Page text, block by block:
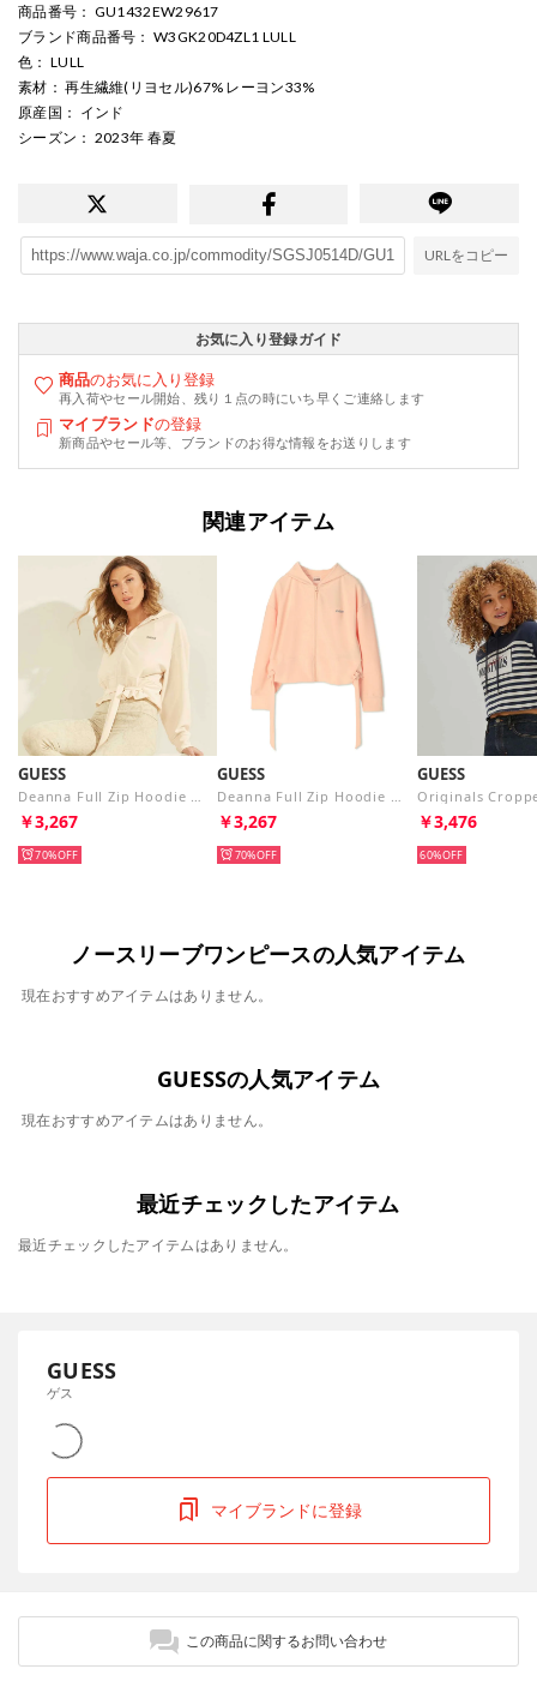
商品番号 ： GU1432EW29617
ブランド商品番号 ： W3GK20D4ZL1 LULL
色 ： LULL
素材 ： 再生繊維(リヨセル)67% レーヨン33%
原産国 ： インド
シーズン ： 2023年 春夏
URLをコピー
お気に入り登録ガイド
商品のお気に入り登録
再入荷やセール開始、残り１点の時にいち早くご連絡します
マイブランドの登録
新商品やセール等、ブランドのお得な情報をお送りします
関連アイテム
GUESS
Deanna Full Zip Hoodie （G6K5） パーカー
￥3,267
70%
GUESS
Deanna Full Zip Hoodie （G656） パーカー
￥3,267
70%
GUESS
￥3,476
60%
ノースリーブワンピースの人気アイテム
現在おすすめアイテムはありません。
GUESSの人気アイテム
現在おすすめアイテムはありません。
最近チェックしたアイテム
最近チェックしたアイテムはありません。
GUESS
ゲス
マイブランドに登録
この商品に関するお問い合わせ